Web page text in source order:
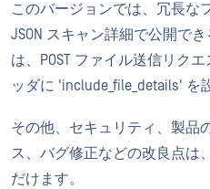
このバージョンでは、冗長な
JSON スキャン詳細で公開で
は、POST ファイル送信リク
ッダに 'include_file_details' を
その他、セキュリティ、製品
ス、バグ修正などの改良点は、
だけます。